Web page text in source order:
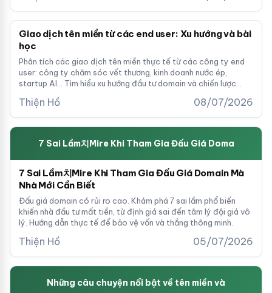
Giao dịch tên miền từ các end user: Xu hướng và bài
học
Phân tích các giao dịch tên miền thực tế từ các công ty end
user: công ty chăm sóc vết thương, kinh doanh nước ép,
startup AI... Tìm hiểu xu hướng đầu tư domain và chiến lược
Thiện Hồ 08/07/2026
7 Sai Lầm치Mire Khi Tham Gia Đấu Giá Doma
7 Sai Lầm치Mire Khi Tham Gia Đấu Giá Domain Mà
Nhà Mới Cần Biết
Đấu giá domain có rủi ro cao. Khám phá 7 sai lầm phổ biến
khiến nhà đầu tư mất tiền, từ định giá sai đến tâm lý đội giá vô
lý. Hướng dẫn thực tế để bảo vệ vốn và thắng thông minh.
Thiện Hồ 05/07/2026
Những câu chuyện nổi bật về tên miền và